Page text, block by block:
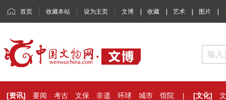
首页 收藏本站 设为主页 文博 | 收藏 | 艺术 | 图片 |
[资讯] 要闻 考古 文保 非遗 环球 城市 馆院 | [文化]